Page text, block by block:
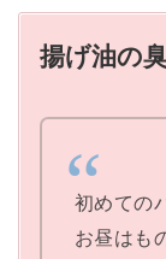
揚げ油の
初めての
お昼はも